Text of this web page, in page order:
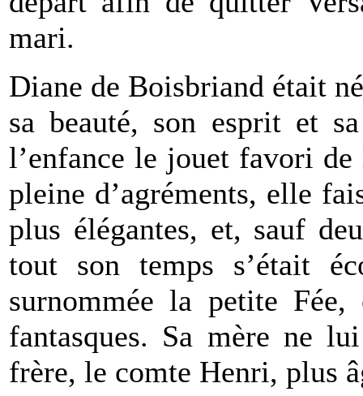
mari.
Diane de Boisbriand était
sa beauté, son esprit et
l’enfance le jouet favori
pleine d’agréments, elle
plus élégantes, et, sauf
tout son temps s’était
surnommée la petite
fantasques. Sa mère ne
frère, le comte Henri, plus